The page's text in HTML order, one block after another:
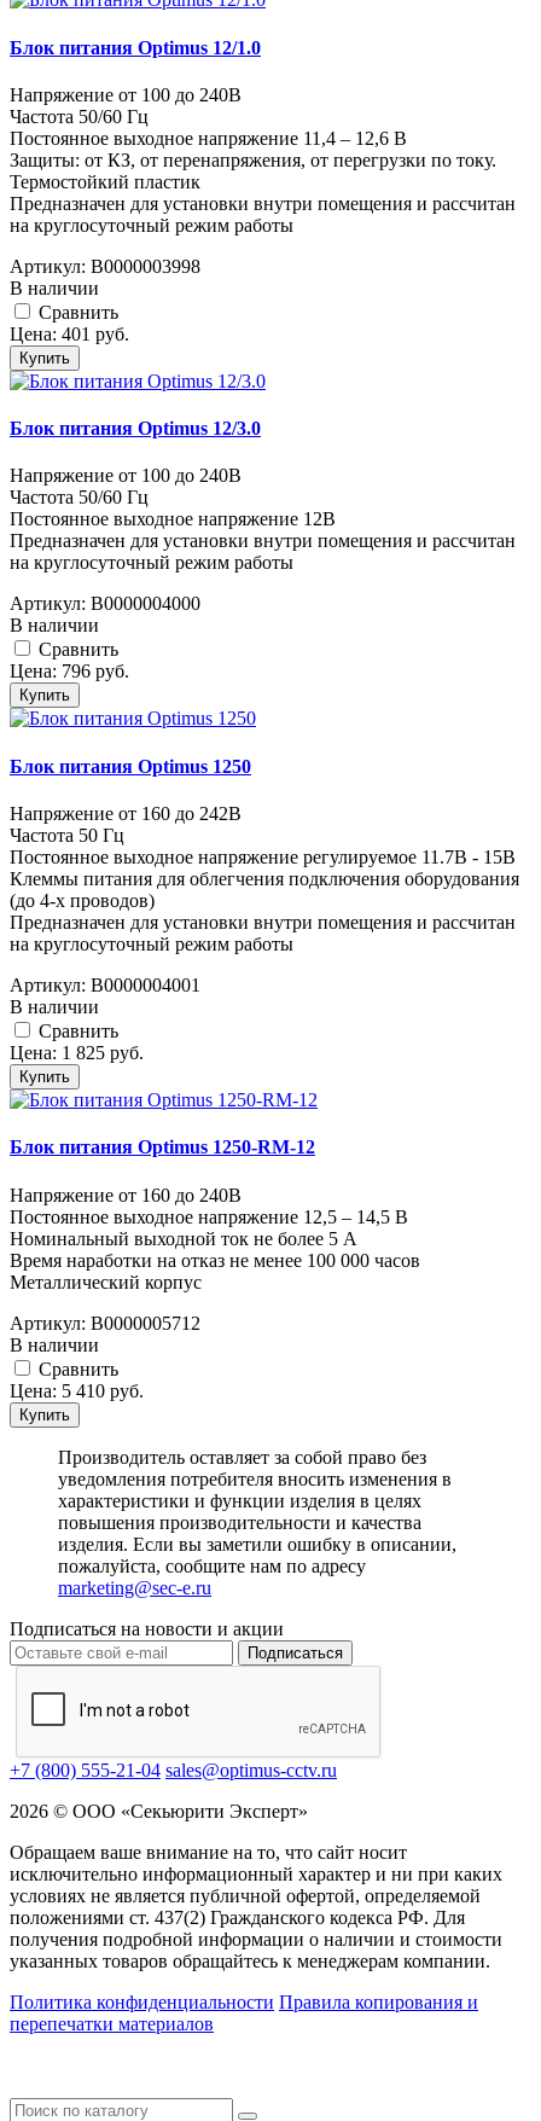
Блок питания Optimus 12/1.0
Напряжение от 100 до 240В
Частота 50/60 Гц
Постоянное выходное напряжение 11,4 – 12,6 В
Защиты: от КЗ, от перенапряжения, от перегрузки по току.
Термостойкий пластик
Предназначен для установки внутри помещения и рассчитан
на круглосуточный режим работы
Артикул: В0000003998
В наличии
Cравнить
Цена: 401 руб.
Купить
Блок питания Optimus 12/3.0
Напряжение от 100 до 240В
Частота 50/60 Гц
Постоянное выходное напряжение 12В
Предназначен для установки внутри помещения и рассчитан
на круглосуточный режим работы
Артикул: В0000004000
В наличии
Cравнить
Цена: 796 руб.
Купить
Блок питания Optimus 1250
Напряжение от 160 до 242В
Частота 50 Гц
Постоянное выходное напряжение регулируемое 11.7В - 15В
Клеммы питания для облегчения подключения оборудования
(до 4-х проводов)
Предназначен для установки внутри помещения и рассчитан
на круглосуточный режим работы
Артикул: В0000004001
В наличии
Cравнить
Цена: 1 825 руб.
Купить
Блок питания Optimus 1250-RM-12
Напряжение от 160 до 240В
Постоянное выходное напряжение 12,5 – 14,5 В
Номинальный выходной ток не более 5 А
Время наработки на отказ не менее 100 000 часов
Металлический корпус
Артикул: В0000005712
В наличии
Cравнить
Цена: 5 410 руб.
Купить
Производитель оставляет за собой право без
уведомления потребителя вносить изменения в
характеристики и функции изделия в целях
повышения производительности и качества
изделия. Если вы заметили ошибку в описании,
пожалуйста, сообщите нам по адресу
marketing@sec-e.ru
Подписаться на новости и акции
Подписаться
+7 (800) 555-21-04 sales@optimus-cctv.ru
2026 © ООО «Секьюрити Эксперт»
Обращаем ваше внимание на то, что сайт носит
исключительно информационный характер и ни при каких
условиях не является публичной офертой, определяемой
положениями ст. 437(2) Гражданского кодекса РФ. Для
получения подробной информации о наличии и стоимости
указанных товаров обращайтесь к менеджерам компании.
Политика конфиденциальности Правила копирования и
перепечатки материалов